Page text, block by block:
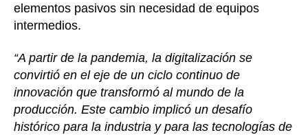
elementos pasivos sin necesidad de equipos
intermedios.
“A partir de la pandemia, la digitalización se
convirtió en el eje de un ciclo continuo de
innovación que transformó al mundo de la
producción. Este cambio implicó un desafío
histórico para la industria y para las tecnologías de